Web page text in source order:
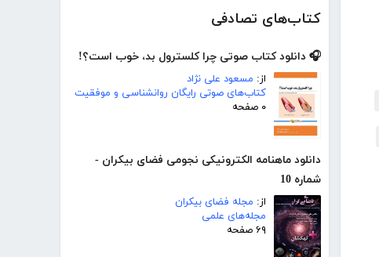
کتاب‌های تصادفی
🎧 دانلود کتاب صوتی چرا کلسترول بد، خوب است؟!
از: مسعود علی نژاد
کتاب‌های صوتی رایگان روانشناسی و موفقیت
۰ صفحه
دانلود ماهنامه الکترونیکی نجومی فضای بیکران -
شماره 10
از: مجله فضای بیکران
مجله‌های علمی
۶۹ صفحه